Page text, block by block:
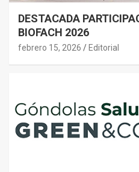
DESTACADA
BIOFACH 2026
febrero 15, 2026 Editorial